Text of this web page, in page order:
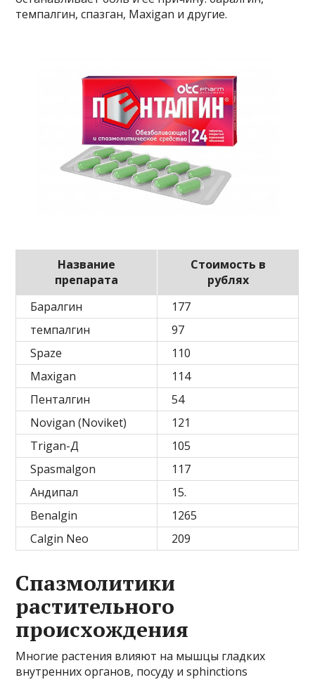
темпалгин, спазган, Maxigan и другие.
Название
препарата
Стоимость в
рублях
Баралгин
177
темпалгин
97
Spaze
110
Maxigan
114
Пенталгин
54
Novigan (Noviket)
121
Trigan-Д
105
Spasmalgon
117
Андипал
15.
Benalgin
1265
Calgin Neo
209
Спазмолитики
растительного
происхождения
Многие растения влияют на мышцы гладких
внутренних органов, посуду и sphinctions